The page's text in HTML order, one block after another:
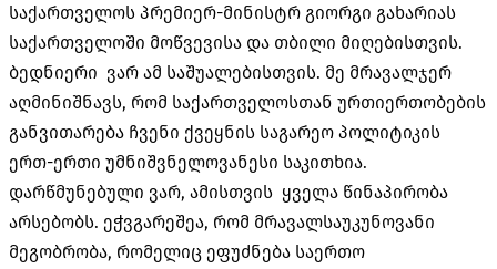
საქართველოს პრემიერ-მინისტრ გიორგი გახარიას
საქართველოში მოწვევისა და თბილი მიღებისთვის.
ბედნიერი ვარ ამ საშუალებისთვის. მე მრავალჯერ
აღმინიშნავს, რომ საქართველოსთან ურთიერთობების
განვითარება ჩვენი ქვეყნის საგარეო პოლიტიკის
ერთ-ერთი უმნიშვნელოვანესი საკითხია.
დარწმუნებული ვარ, ამისთვის ყველა წინაპირობა
არსებობს. ეჭვგარეშეა, რომ მრავალსაუკუნოვანი
მეგობრობა, რომელიც ეფუძნება საერთო